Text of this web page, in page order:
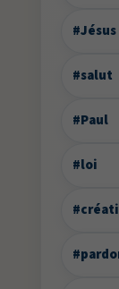
#Jésus
#salut
#Paul
#loi